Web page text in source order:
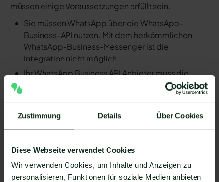
Zustimmung Details Über Cookies
Diese Webseite verwendet Cookies
Wir verwenden Cookies, um Inhalte und Anzeigen zu
personalisieren, Funktionen für soziale Medien anbieten
müssen einige Voraussetzungen erfüllt sein.
Sie müssen WhatsApp über die WhatsApp-
Business-API nutzen. Mit dem herkömmlichen
WhatsApp-Business-Messenger ist die
Integration nicht möglich.
Ihr WhatsApp Business API Anbieter muss die
nötige Software bereitstellen, um die Integration
zu ermöglichen. Längst nicht alle Anbieter der
von Happyfeed und WhatsApp zu ermöglichen.
Mit Mateo stehen Ihnen dank der Zapier
Sie mit WhatsApp verbinden können. Darunter ist
natürlich auch Happyfeed !